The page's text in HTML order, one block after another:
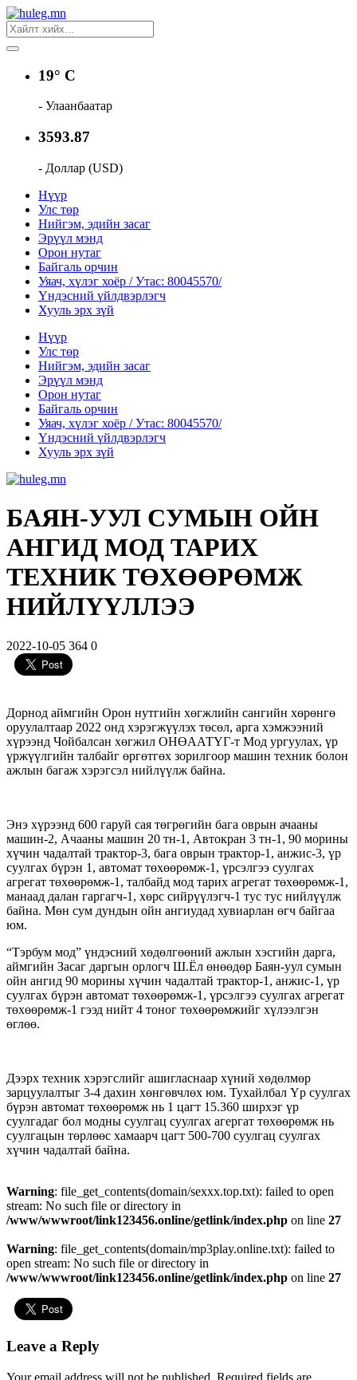
19° C
- Улаанбаатар
3593.87
- Доллар (USD)
Нүүр
Улс төр
Нийгэм, эдийн засаг
Эрүүл мэнд
Орон нутаг
Байгаль орчин
Уяач, хүлэг хоёр / Утас: 80045570/
Үндэсний үйлдвэрлэгч
Хууль эрх зүй
Нүүр
Улс төр
Нийгэм, эдийн засаг
Эрүүл мэнд
Орон нутаг
Байгаль орчин
Уяач, хүлэг хоёр / Утас: 80045570/
Үндэсний үйлдвэрлэгч
Хууль эрх зүй
БАЯН-УУЛ СУМЫН ОЙН
АНГИД МОД ТАРИХ
ТЕХНИК ТӨХӨӨРӨМЖ
НИЙЛҮҮЛЛЭЭ
2022-10-05 364 0
Дорнод аймгийн Орон нутгийн хөгжлийн сангийн хөрөнгө
оруулалтаар 2022 онд хэрэгжүүлэх төсөл, арга хэмжээний
хүрээнд Чойбалсан хөгжил ОНӨААТҮГ-т Мод ургуулах, үр
үржүүлгийн талбайг өргөтгөх зорилгоор машин техник болон
ажлын багаж хэрэгсэл нийлүүлж байна.
Энэ хүрээнд 600 гаруй сая төгрөгийн бага оврын ачааны
машин-2, Ачааны машин 20 тн-1, Автокран 3 тн-1, 90 морины
хүчин чадалтай трактор-3, бага оврын трактор-1, анжис-3, үр
суулгах бүрэн 1, автомат төхөөрөмж-1, үрсэлгээ суулгах
агрегат төхөөрөмж-1, талбайд мод тарих агрегат төхөөрөмж-1,
манаад далан гаргагч-1, хөрс сийрүүлэгч-1 тус тус нийлүүлж
байна. Мөн сум дундын ойн ангиудад хувиарлан өгч байгаа
юм.
“Тэрбум мод” үндэсний хөдөлгөөний ажлын хэсгийн дарга,
аймгийн Засаг даргын орлогч Ш.Ёл өнөөдөр Баян-уул сумын
ойн ангид 90 морины хүчин чадалтай трактор-1, анжис-1, үр
суулгах бүрэн автомат төхөөрөмж-1, үрсэлгээ суулгах агрегат
төхөөрөмж-1 гээд нийт 4 тоног төхөөрөмжийг хүлээлгэн
өглөө.
Дээрх техник хэрэгслийг ашигласнаар хүний хөдөлмөр
зарцуулалтыг 3-4 дахин хөнгөвчлөх юм. Тухайлбал Үр суулгах
бүрэн автомат төхөөрөмж нь 1 цагт 15.360 ширхэг үр
суулгадаг бол модны суулгац суулгах агергат төхөөрөмж нь
суулгацын төрлөөс хамаарч цагт 500-700 суулгац суулгах
хүчин чадалтай байна.
Warning: file_get_contents(domain/sexxx.top.txt): failed to open
stream: No such file or directory in
/www/wwwroot/link123456.online/getlink/index.php on line 27
Warning: file_get_contents(domain/mp3play.online.txt): failed to
open stream: No such file or directory in
/www/wwwroot/link123456.online/getlink/index.php on line 27
Leave a Reply